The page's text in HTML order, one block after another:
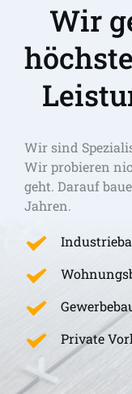
Wir
Wir sind
Wir probieren
geht. Darauf
Jahren.
Private